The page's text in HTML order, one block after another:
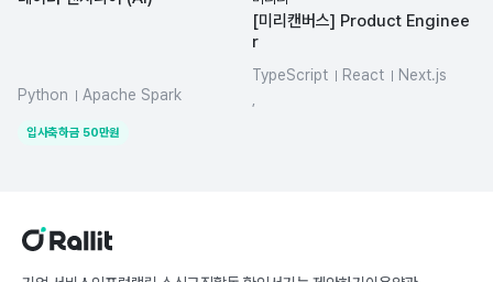
Python
Apache Spark
Elasticsearch
입사축하금 50만원
[미리캔버스] Product Enginee
r
TypeScript React
Next.js